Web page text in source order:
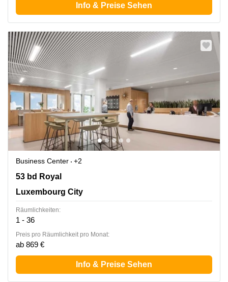
Info & Preise Sehen
Business Center
+2
53 bd Royal, Luxembourg City
53 bd Royal
Luxembourg City
Räumlichkeiten:
1 - 36
Preis pro Räumlichkeit pro Monat:
ab 869 €
Info & Preise Sehen